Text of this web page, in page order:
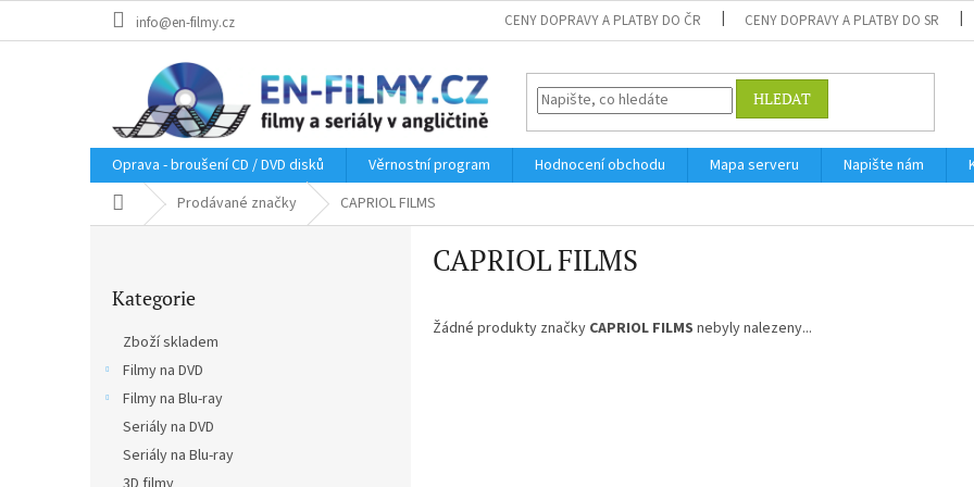
info@en-filmy.cz CENY DOPRAVY A PLATBY DO ČR CENY DOPRAVY A PLATBY DO SR
HLEDAT
Oprava - broušení CD / DVD disků Věrnostní program Hodnocení obchodu Mapa serveru Napište nám
Domů Prodávané značky CAPRIOL FILMS
kategorie
Kategorie
Zboží skladem
Filmy na DVD
Filmy na Blu-ray
Seriály na DVD
Seriály na Blu-ray
CAPRIOL FILMS
Žádné produkty značky CAPRIOL FILMS nebyly nalezeny...